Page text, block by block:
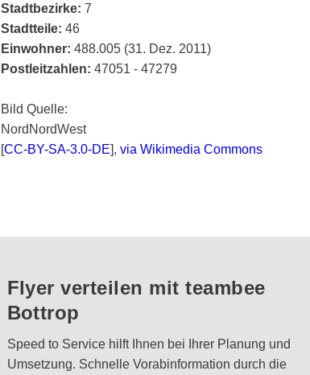
Stadtbezirke: 7
Stadtteile: 46
Einwohner: 488.005 (31. Dez. 2011)
Postleitzahlen: 47051 - 47279
Bild Quelle:
NordNordWest
[CC-BY-SA-3.0-DE],via Wikimedia Commons
Flyer verteilen mit teambee
Bottrop
Speed to Service hilft Ihnen bei Ihrer Planung und
Umsetzung. Schnelle Vorabinformation durch die